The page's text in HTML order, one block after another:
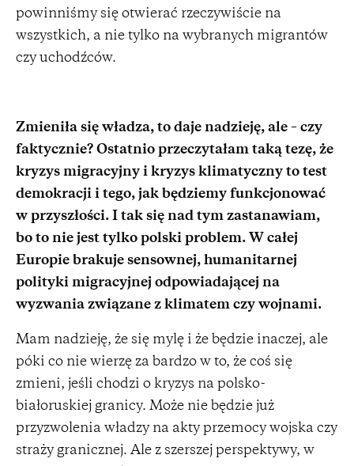
powinniśmy się otwierać rzeczywiście na
wszystkich, a nie tylko na wybranych migrantów
czy uchodźców.
Zmieniła się władza, to daje nadzieję, ale – czy
faktycznie? Ostatnio przeczytałam taką tezę, że
kryzys migracyjny i kryzys klimatyczny to test
demokracji i tego, jak będziemy funkcjonować
w przyszłości. I tak się nad tym zastanawiam,
bo to nie jest tylko polski problem. W całej
Europie brakuje sensownej, humanitarnej
polityki migracyjnej odpowiadającej na
wyzwania związane z klimatem czy wojnami.
Mam nadzieję, że się mylę i że będzie inaczej, ale
póki co nie wierzę za bardzo w to, że coś się
zmieni, jeśli chodzi o kryzys na polsko-
białoruskiej granicy. Może nie będzie już
przyzwolenia władzy na akty przemocy wojska czy
straży granicznej. Ale z szerszej perspektywy, w